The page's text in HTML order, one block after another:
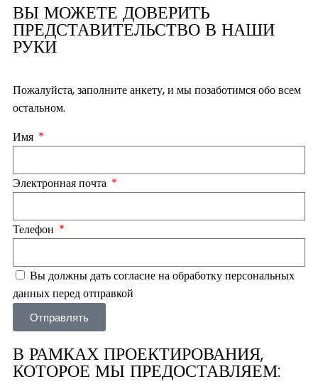
ВЫ МОЖЕТЕ ДОВЕРИТЬ
ПРЕДСТАВИТЕЛЬСТВО В НАШИ
РУКИ
Пожалуйста, заполните анкету, и мы позаботимся обо всем
остальном.
Имя
Электронная почта
Телефон
Вы должны дать согласие на обработку персональных
данных перед отправкой
Отправлять
В РАМКАХ ПРОЕКТИРОВАНИЯ,
КОТОРОЕ МЫ ПРЕДОСТАВЛЯЕМ: